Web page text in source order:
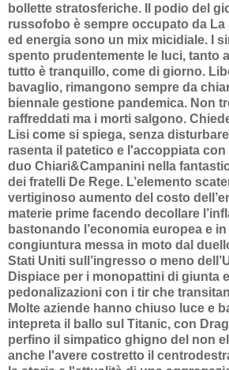
bollette stratosferiche. Il podio del
russofobo è sempre occupato da La
ed energia sono un mix micidiale. I
spento prudentemente le luci, tanto
tutto è tranquillo, come di giorno.
bavaglio, rimangono sempre da
biennale gestione pandemica. Non
raffreddati ma i morti salgono.
Lisi come si spiega, senza
rasenta il patetico e l'accoppiata con
duo Chiari&Campanini nella
dei fratelli De Rege. L’elemento
vertiginoso aumento del costo
materie prime facendo decollare
bastonando l’economia europea e in
congiuntura messa in moto dal
Stati Uniti sull’ingresso o meno
Dispiace per i monopattini di giunta
pedonalizazioni con i tir che
Molte aziende hanno chiuso luce e
intepreta il ballo sul Titanic, con
perfino il simpatico ghigno del non
anche l'avere costretto il